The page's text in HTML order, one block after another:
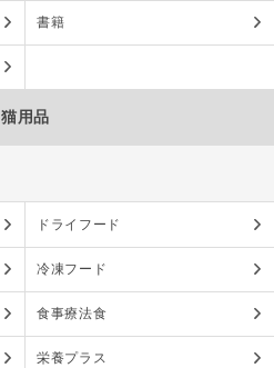
書籍
猫用品
ドライフード
冷凍フード
食事療法食
栄養プラス